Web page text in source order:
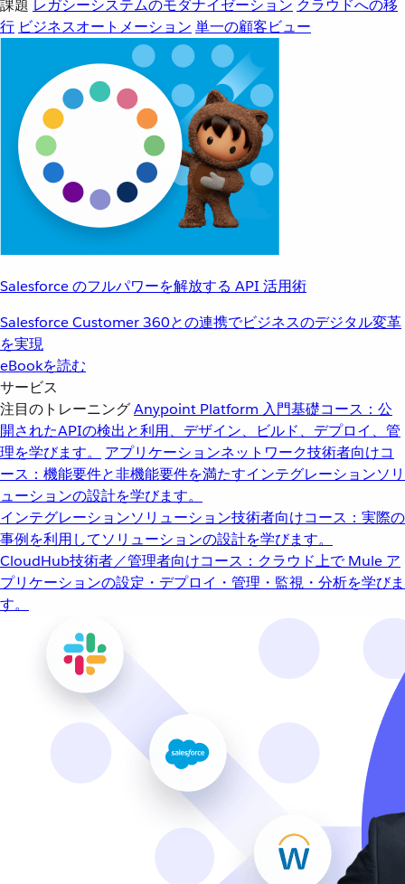
課題 レガシーシステムのモダナイゼーション クラウドへの移
行 ビジネスオートメーション 単一の顧客ビュー
Salesforce のフルパワーを解放する API 活用術
Salesforce Customer 360との連携でビジネスのデジタル変革
を実現
eBookを読む
サービス
注目のトレーニングAnypoint Platform 入門基礎コース：公
開されたAPIの検出と利用、デザイン、ビルド、デプロイ、管
理を学びます。
アプリケーションネットワーク技術者向けコ
ース：機能要件と非機能要件を満たすインテグレーションソリ
ューションの設計を学びます。
インテグレーションソリューション技術者向けコース：実際の
事例を利用してソリューションの設計を学びます。
CloudHub技術者／管理者向けコース：クラウド上で Mule ア
プリケーションの設定・デプロイ・管理・監視・分析を学びま
す。